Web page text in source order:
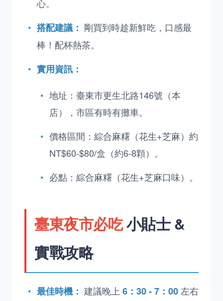
心。
搭配建議： 剛買到時趁新鮮吃，口感最
棒！配杯熱茶。
實用資訊：
地址：臺東市更生北路146號（本
店），市區有時有攤車。
價格區間：綜合麻糬（花生+芝麻）約
NT$60-$80/盒（約6-8顆）。
必點：綜合麻糬（花生+芝麻口味）。
臺東夜市必吃小貼士 &
實戰攻略
最佳時機： 建議晚上 6：30 - 7：00 左右